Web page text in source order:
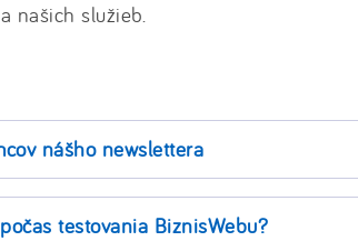
našich služieb.
nášho newslettera
testovania BiznisWebu?